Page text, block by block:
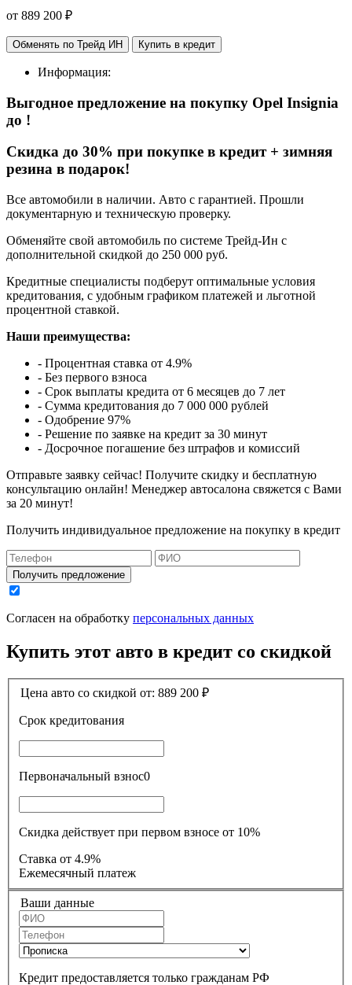
от 889 200 ₽
Обменять по Трейд ИН Купить в кредит
Информация:
Выгодное предложение на покупку Opel Insignia
до !
Cкидка до 30% при покупке в кредит + зимняя
резина в подарок!
Все автомобили в наличии. Авто с гарантией. Прошли
документарную и техническую проверку.
Обменяйте свой автомобиль по системе Трейд-Ин с
дополнительной скидкой до 250 000 руб.
Кредитные специалисты подберут оптимальные условия
кредитования, с удобным графиком платежей и льготной
процентной ставкой.
Наши преимущества:
- Процентная ставка от 4.9%
- Без первого взноса
- Срок выплаты кредита от 6 месяцев до 7 лет
- Сумма кредитования до 7 000 000 рублей
- Одобрение 97%
- Решение по заявке на кредит за 30 минут
- Досрочное погашение без штрафов и комиссий
Отправьте заявку сейчас! Получите скидку и бесплатную
консультацию онлайн! Менеджер автосалона свяжется с Вами
за 20 минут!
Получить индивидуальное предложение на покупку в кредит
Получить предложение
Согласен на обработку персональных данных
Купить этот авто в кредит со скидкой
Цена авто со скидкой от: 889 200 ₽
Срок кредитования
Первоначальный взнос0
Скидка действует при первом взносе от 10%
Ставка
от 4.9%
Ежемесячный платеж
Ваши данные
Кредит предоставляется только гражданам РФ